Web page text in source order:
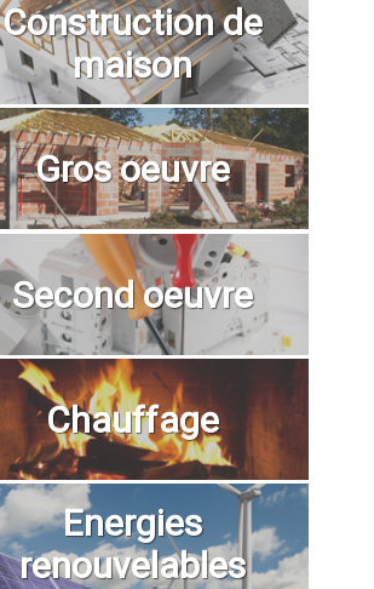
Construction de
maison
Gros oeuvre
Second oeuvre
Chauffage
Energies
renouvelables